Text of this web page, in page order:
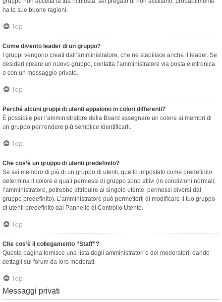
ha le sue buone ragioni.
Top
Come divento leader di un gruppo?
I gruppi vengono creati dall’amministratore, che ne stabilisce anche il leader. Se
desideri creare un nuovo gruppo, contatta l’amministratore via posta elettronica
o con un messaggio privato.
Top
Perché alcuni gruppi di utenti appaiono in colori differenti?
È possibile per l’amministratore della Board assegnare un colore ai membri di
un gruppo per rendere più semplice identificarli.
Top
Che cos’è un gruppo di utenti predefinito?
Se sei membro di più di un gruppo di utenti, quello impostato come predefinito
determina il colore e quali permessi di gruppo sono attivi (in condizioni normali;
l’amministratore, potrebbe attribuire al singolo utente, permessi diversi dal
gruppo predefinito). L’amministratore può permetterti di modificare il tuo gruppo
di utenti predefinito dal Pannello di Controllo Utente.
Top
Che cos’è il collegamento “Staff”?
Questa pagina fornisce una lista degli amministratori e dei moderatori, dando
dettagli sui forum da loro moderati.
Top
Messaggi privati